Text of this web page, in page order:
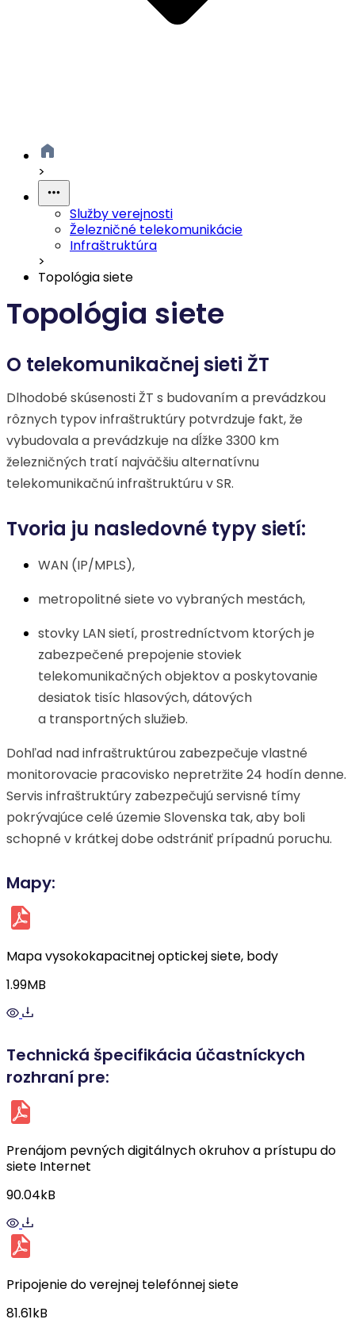
>
Služby verejnosti
Železničné telekomunikácie
Infraštruktúra
>
Topológia siete
Topológia siete
O telekomunikačnej sieti ŽT
Dlhodobé skúsenosti ŽT s budovaním a prevádzkou
rôznych typov infraštruktúry potvrdzuje fakt, že
vybudovala a prevádzkuje na dĺžke 3300 km
železničných tratí najväčšiu alternatívnu
telekomunikačnú infraštruktúru v SR.
Tvoria ju nasledovné typy sietí:
WAN (IP/MPLS),
metropolitné siete vo vybraných mestách,
stovky LAN sietí, prostredníctvom ktorých je
zabezpečené prepojenie stoviek
telekomunikačných objektov a poskytovanie
desiatok tisíc hlasových, dátových
a transportných služieb.
Dohľad nad infraštruktúrou zabezpečuje vlastné
monitorovacie pracovisko nepretržite 24 hodín denne.
Servis infraštruktúry zabezpečujú servisné tímy
pokrývajúce celé územie Slovenska tak, aby boli
schopné v krátkej dobe odstrániť prípadnú poruchu.
Mapy:
Mapa vysokokapacitnej optickej siete, body
1.99MB
Technická špecifikácia účastníckych
rozhraní pre:
Prenájom pevných digitálnych okruhov a prístupu do
siete Internet
90.04kB
Pripojenie do verejnej telefónnej siete
81.61kB